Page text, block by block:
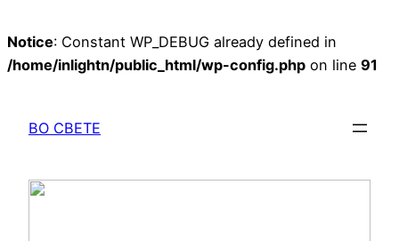
Notice: Constant WP_DEBUG already defined in
/home/inlightn/public_html/wp-config.php on line 91
содержимому
ВО СВЕТЕ